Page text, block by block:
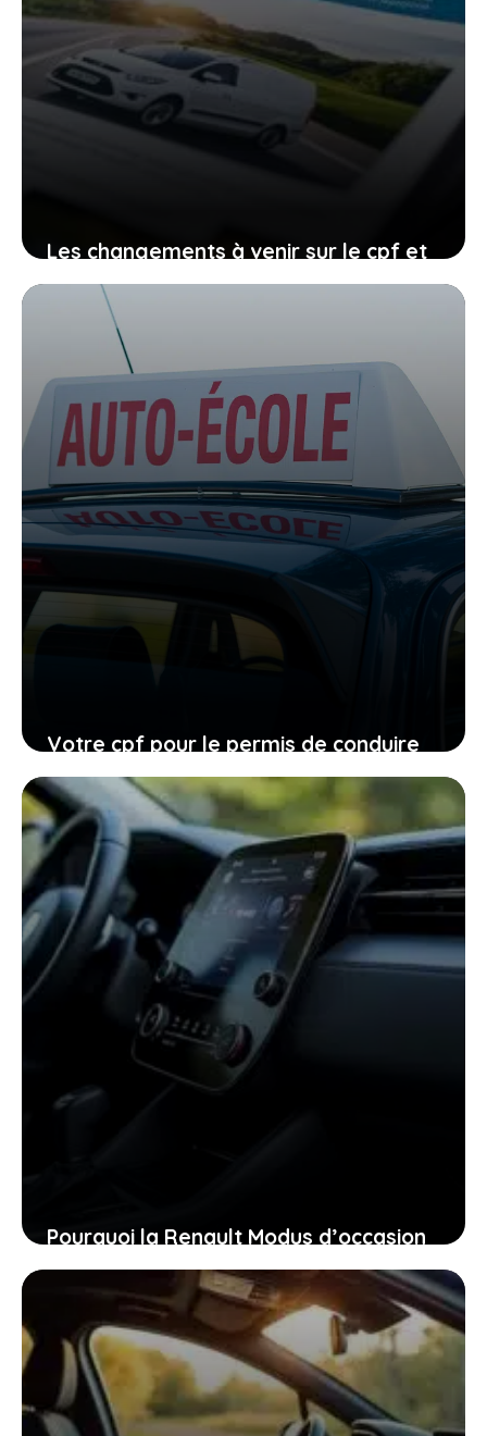
Les changements à venir sur le cpf et
le permis de conduire, comment vous
organiser avant qu’il ne soit trop tard
27 janvier 2026
Votre cpf pour le permis de conduire
expire en 2026, ne laissez pas filer
cette ultime chance
27 janvier 2026
Pourquoi la Renault Modus d’occasion
pourrait bien être la voiture idéale
pour vous aujourd’hui
26 janvier 2026